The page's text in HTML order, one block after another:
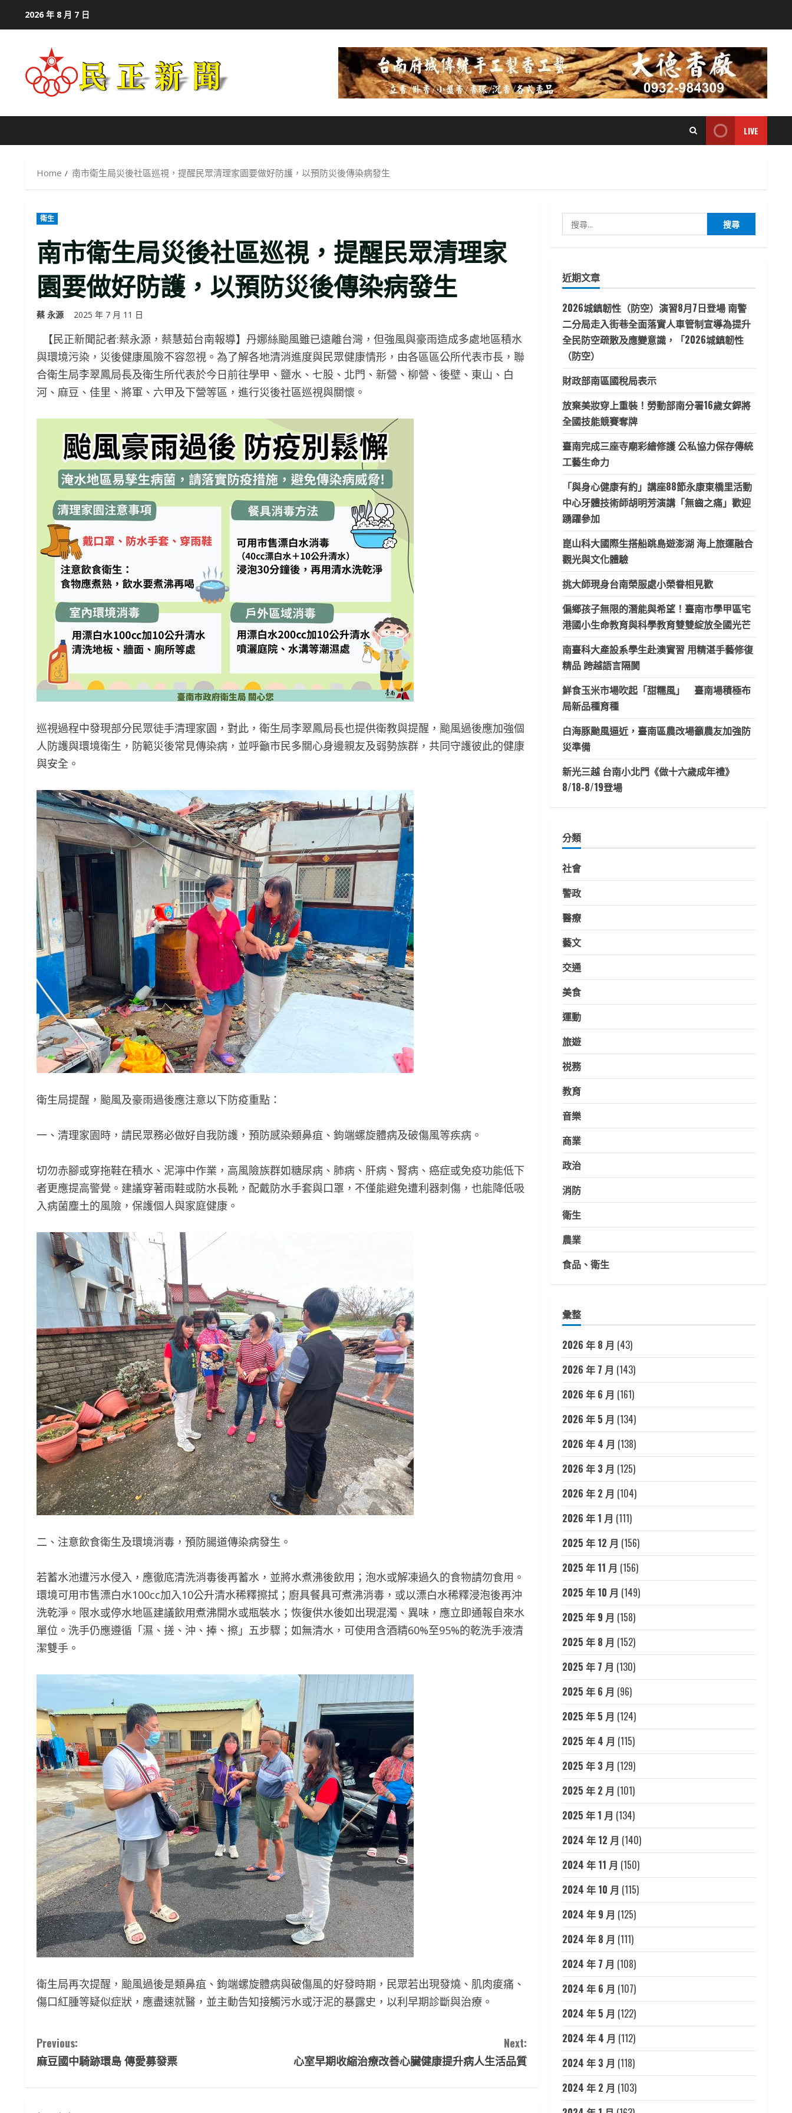
2026 年 8 月 7 日
LIVE
Home 南市衛生局災後社區巡視，提醒民眾清理家園要做好防護，以預防災後傳染病發生
衛生
南市衛生局災後社區巡視，提醒民眾清理家
園要做好防護，以預防災後傳染病發生
蔡 永源 2025 年 7 月 11 日
【民正新聞記者:蔡永源，蔡慧茹台南報導】丹娜絲颱風雖已遠離台灣，但強風與豪雨造成多處地區積水
與環境污染，災後健康風險不容忽視。為了解各地清消進度與民眾健康情形，由各區區公所代表市長，聯
合衛生局李翠鳳局長及衛生所代表於今日前往學甲、鹽水、七股、北門、新營、柳營、後壁、東山、白
河、麻豆、佳里、將軍、六甲及下營等區，進行災後社區巡視與關懷。
巡視過程中發現部分民眾徒手清理家園，對此，衛生局李翠鳳局長也提供衛教與提醒，颱風過後應加強個
人防護與環境衛生，防範災後常見傳染病，並呼籲市民多關心身邊親友及弱勢族群，共同守護彼此的健康
與安全。
衛生局提醒，颱風及豪雨過後應注意以下防疫重點：
一、清理家園時，請民眾務必做好自我防護，預防感染類鼻疽、鉤端螺旋體病及破傷風等疾病。
切勿赤腳或穿拖鞋在積水、泥濘中作業，高風險族群如糖尿病、肺病、肝病、腎病、癌症或免疫功能低下
者更應提高警覺。建議穿著雨鞋或防水長靴，配戴防水手套與口罩，不僅能避免遭利器刺傷，也能降低吸
入病菌塵土的風險，保護個人與家庭健康。
二、注意飲食衛生及環境消毒，預防腸道傳染病發生。
若蓄水池遭污水侵入，應徹底清洗消毒後再蓄水，並將水煮沸後飲用；泡水或解凍過久的食物請勿食用。
環境可用市售漂白水100cc加入10公升清水稀釋擦拭；廚具餐具可煮沸消毒，或以漂白水稀釋浸泡後再沖
洗乾淨。限水或停水地區建議飲用煮沸開水或瓶裝水；恢復供水後如出現混濁、異味，應立即通報自來水
單位。洗手仍應遵循「濕、搓、沖、捧、擦」五步驟；如無清水，可使用含酒精60%至95%的乾洗手液清
潔雙手。
衛生局再次提醒，颱風過後是類鼻疽、鉤端螺旋體病與破傷風的好發時期，民眾若出現發燒、肌肉痠痛、
傷口紅腫等疑似症狀，應盡速就醫，並主動告知接觸污水或汙泥的暴露史，以利早期診斷與治療。
C
o
Previous:
麻豆國中騎跡環島 傳愛募發票
Next:
心室早期收縮治療改善心臟健康提升病人生活品質
尋
字:
近期文章
2026城鎮韌性（防空）演習8月7日登場 南警
二分局走入街巷全面落實人車管制宣導為提升
全民防空疏散及應變意識，「2026城鎮韌性
（防空）
財政部南區國稅局表示
放棄美妝穿上重裝！勞動部南分署16歲女銲將
全國技能競賽奪牌
臺南完成三座寺廟彩繪修護 公私協力保存傳統
工藝生命力
「與身心健康有約」講座88節永康東橋里活動
中心牙體技術師胡明芳演講「無齒之痛」歡迎
踴躍參加
崑山科大國際生搭船跳島遊澎湖 海上旅運融合
觀光與文化體驗
挑大師現身台南榮服處小榮眷相見歡
偏鄉孩子無限的潛能與希望！臺南市學甲區宅
港國小生命教育與科學教育雙雙綻放全國光芒
南臺科大產設系學生赴澳實習 用精湛手藝修復
精品 跨越語言隔閡
鮮食玉米市場吹起「甜糯風」 臺南場積極布
局新品種育種
白海豚颱風逼近，臺南區農改場籲農友加強防
災準備
新光三越 台南小北門《做十六歲成年禮》
8/18-8/19登場
分類
社會
警政
醫療
藝文
交通
美食
運動
旅遊
祱務
教育
音樂
商業
政治
消防
衛生
農業
食品、衛生
彙整
2026 年 8 月 (43)
2026 年 7 月 (143)
2026 年 6 月 (161)
2026 年 5 月 (134)
2026 年 4 月 (138)
2026 年 3 月 (125)
2026 年 2 月 (104)
2026 年 1 月 (111)
2025 年 12 月 (156)
2025 年 11 月 (156)
2025 年 10 月 (149)
2025 年 9 月 (158)
2025 年 8 月 (152)
2025 年 7 月 (130)
2025 年 6 月 (96)
2025 年 5 月 (124)
2025 年 4 月 (115)
2025 年 3 月 (129)
2025 年 2 月 (101)
2025 年 1 月 (134)
2024 年 12 月 (140)
2024 年 11 月 (150)
2024 年 10 月 (115)
2024 年 9 月 (125)
2024 年 8 月 (111)
2024 年 7 月 (108)
2024 年 6 月 (107)
2024 年 5 月 (122)
2024 年 4 月 (112)
2024 年 3 月 (118)
2024 年 2 月 (103)